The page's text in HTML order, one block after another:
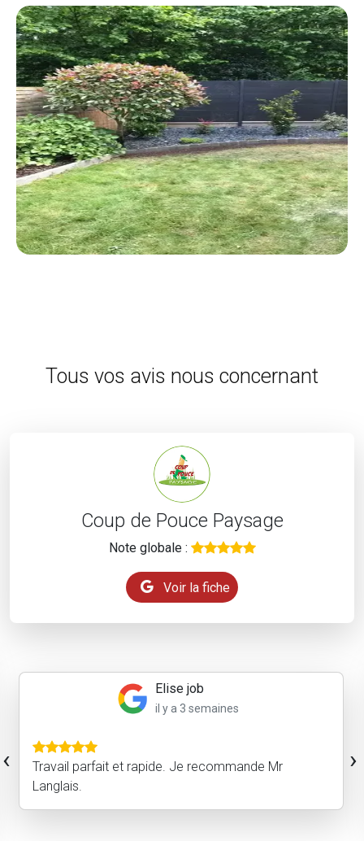
Tous vos avis nous concernant
Coup de Pouce Paysage
Note globale :
Voir la fiche
GAREL CLAIRE
il y a 2 mois
Efficace et professionnel. Le résultat attendu était
au rendez vous . Nous avons fait appel à MR
Langlais et son équipe pour rénover massifs et allée
. Très content de la prestation . Je recommande
‹ ›